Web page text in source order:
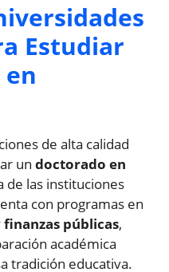
Estudiar
de alta calidad
un doctorado en
de las instituciones
con programas en
finanzas públicas,
académica
tradición educativa.